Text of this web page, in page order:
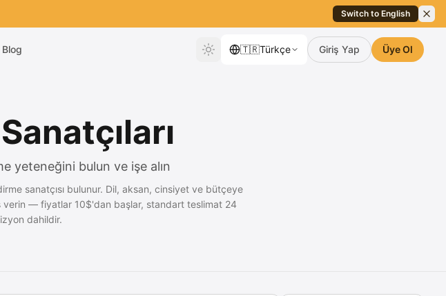
Switch to English
Blog 🇹🇷Türkçe Giriş Yap Üye Ol
yeteneğini bulun ve işe alın
sanatçısı bulunur. Dil, aksan, cinsiyet ve bütçeye
— fiyatlar 10$'dan başlar, standart teslimat 24
dahildir.